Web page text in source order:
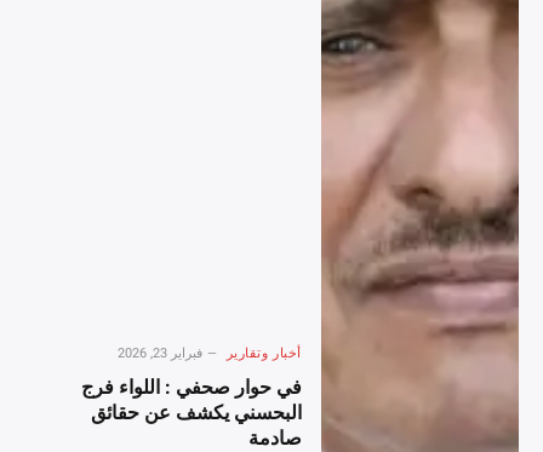
أخبار وتقارير فبراير 23, 2026
في حوار صحفي : اللواء فرج
البحسني يكشف عن حقائق
صادمة